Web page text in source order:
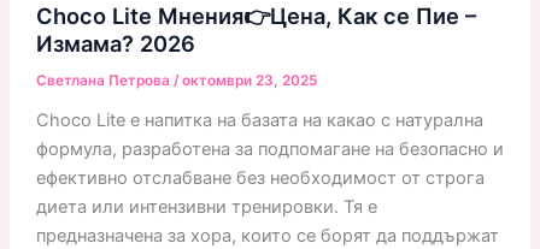
Choco Lite Мнения👉Цена, Как се Пие –
Измама? 2026
Светлана Петрова /октомври 23, 2025
Choco Lite е напитка на базата на какао с натурална
формула, разработена за подпомагане на безопасно и
ефективно отслабване без необходимост от строга
диета или интензивни тренировки. Тя е
предназначена за хора, които се борят да поддържат